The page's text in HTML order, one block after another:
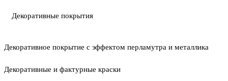
Декоративные покрытия
Декоративное покрытие с эффектом перламутра и металлика
Декоративные и фактурные краски